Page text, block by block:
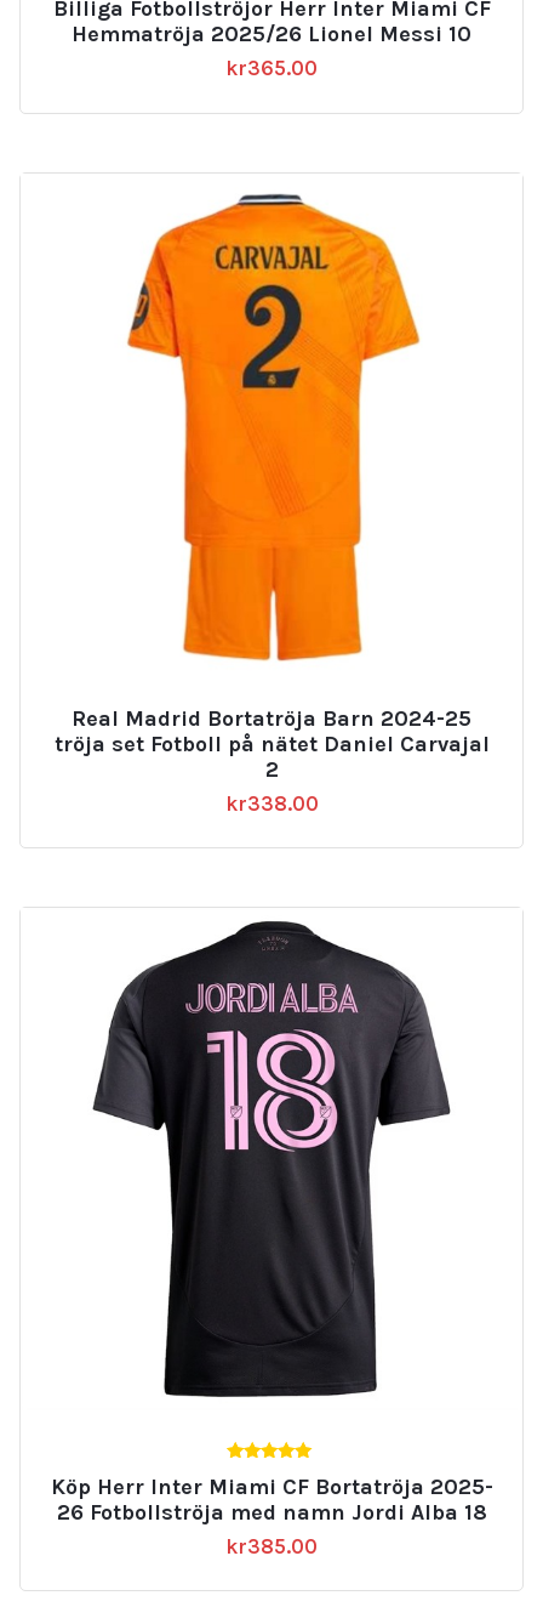
av 5
Billiga Fotbollströjor Herr Inter Miami CF
Hemmatröja 2025/26 Lionel Messi 10
kr365.00
Real Madrid Bortatröja Barn 2024-25
tröja set Fotboll på nätet Daniel Carvajal
2
kr338.00
av 5
Köp Herr Inter Miami CF Bortatröja 2025-
26 Fotbollströja med namn Jordi Alba 18
kr385.00